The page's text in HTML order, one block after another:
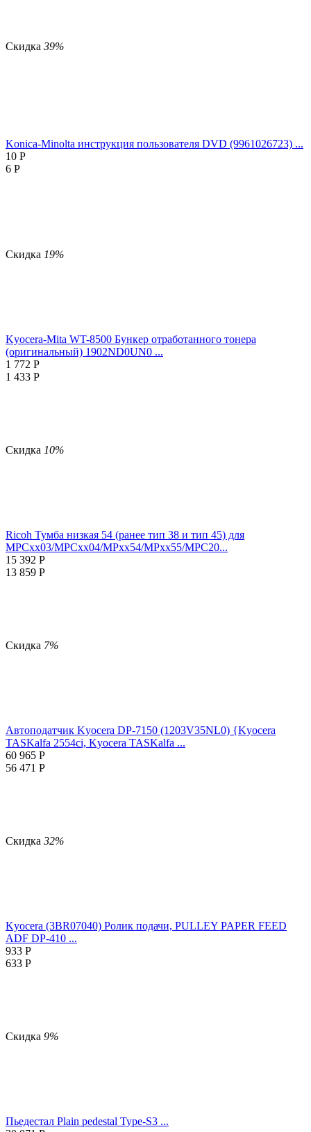
Скидка 39%
Konica-Minolta инструкция пользователя DVD (9961026723) ...
10 Р
6 Р
Скидка 19%
Kyocera-Mita WT-8500 Бункер отработанного тонера
(оригинальный) 1902ND0UN0 ...
1 772 Р
1 433 Р
Скидка 10%
Ricoh Тумба низкая 54 (ранее тип 38 и тип 45) для
MPCxx03/MPCxx04/MPxx54/MPxx55/MPC20...
15 392 Р
13 859 Р
Скидка 7%
Автоподатчик Kyocera DP-7150 (1203V35NL0) {Kyocera
TASKalfa 2554ci, Kyocera TASKalfa ...
60 965 Р
56 471 Р
Скидка 32%
Kyocera (3BR07040) Ролик подачи, PULLEY PAPER FEED
ADF DP-410 ...
933 Р
633 Р
Скидка 9%
Пьедестал Plain pedestal Type-S3 ...